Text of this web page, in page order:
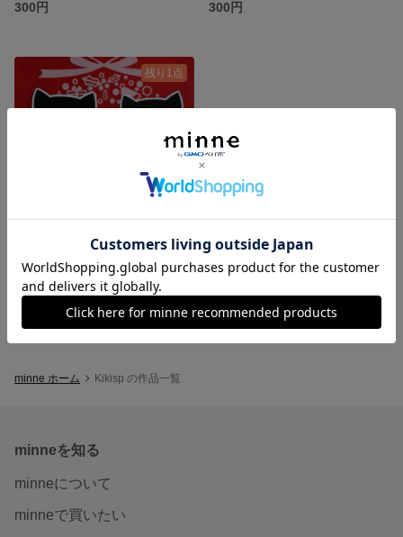
300円 300円
残り1点
配達員さんへ ケアシール ♡ ネコ ３０
300円
minne ホーム Kikisp の作品一覧
minneを知る
minneについて
minneで買いたい